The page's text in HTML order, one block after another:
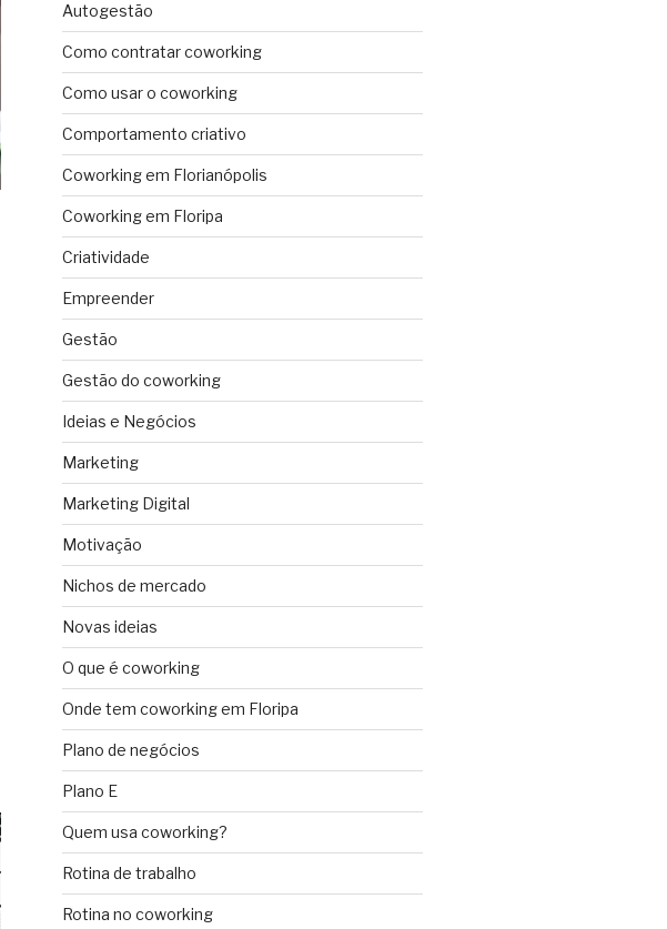
Autogestão
Como contratar coworking
Como usar o coworking
Comportamento criativo
Coworking em Florianópolis
Coworking em Floripa
Criatividade
Empreender
Gestão
Gestão do coworking
Ideias e Negócios
Marketing
Marketing Digital
Motivação
Nichos de mercado
Novas ideias
O que é coworking
Onde tem coworking em Floripa
Plano de negócios
Plano E
Quem usa coworking?
Rotina de trabalho
Rotina no coworking